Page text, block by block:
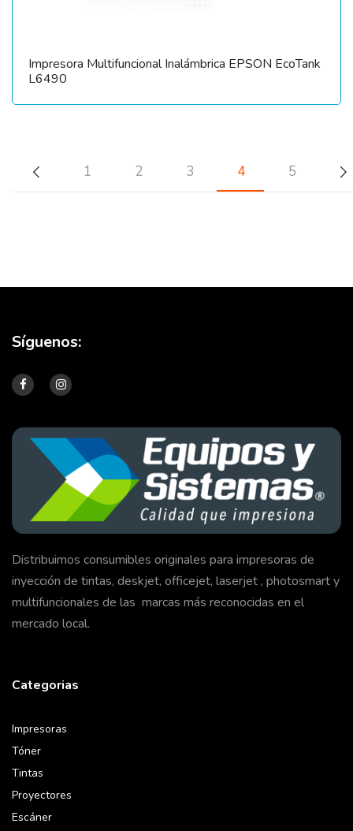
Impresora Multifuncional Inalámbrica EPSON EcoTank
L6490
1 2 3 4 5
Distribuimos consumibles originales para impresoras de
inyección de tintas, deskjet, officejet, laserjet , photosmart y
multifuncionales de las marcas más reconocidas en el
mercado local.
Categorias
Impresoras
Tóner
Tintas
Proyectores
Escáner
Síguenos: